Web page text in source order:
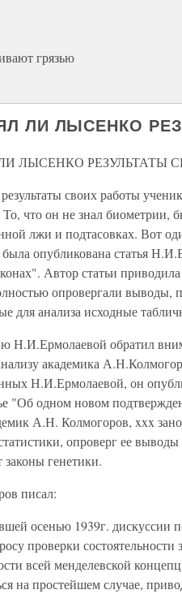
грязью
ЛИ ЛЫСЕНКО
ЛЫСЕНКО РЕЗУЛЬТАТЫ
своих работы
что он не знал биометрии,
лжи и подтасовках. Вот
опубликована статья
Автор статьи
опровергали выводы,
для анализа исходные
Н.И.Ермолаевой обратил
академика
Н.И.Ермолаевой, он
"Об одном новом
А.Н. Колмогоров, xxx
опроверг ее
генетики.
писал:
осенью 1939г. дискуссии
проверки
всей менделевской
на простейшем случае,